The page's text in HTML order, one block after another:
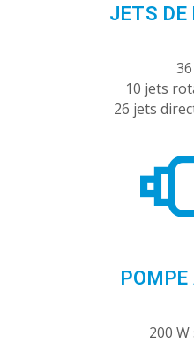
JETS DE
10 jets
26 jets
POMPE
200